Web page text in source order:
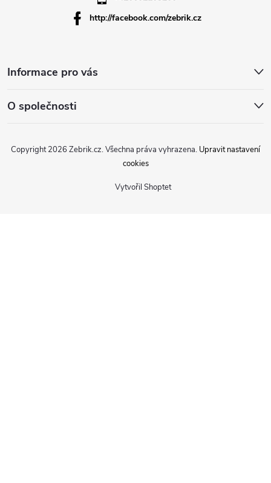
http://facebook.com/zebrik.cz
Informace pro vás
O společnosti
Vytvořil Shoptet
Copyright 2026 Zebrik.cz. Všechna práva vyhrazena. Upravit nastavení
cookies